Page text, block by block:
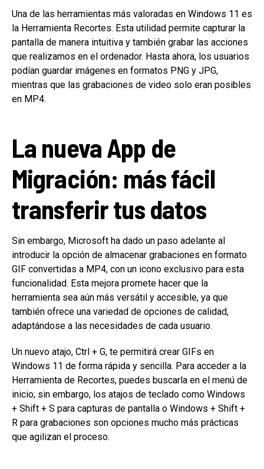
Una de las herramientas más valoradas en Windows 11 es
la Herramienta Recortes. Esta utilidad permite capturar la
pantalla de manera intuitiva y también grabar las acciones
que realizamos en el ordenador. Hasta ahora, los usuarios
podían guardar imágenes en formatos PNG y JPG,
mientras que las grabaciones de video solo eran posibles
en MP4.
La nueva App de
Migración: más fácil
transferir tus datos
Sin embargo, Microsoft ha dado un paso adelante al
introducir la opción de almacenar grabaciones en formato
GIF convertidas a MP4, con un icono exclusivo para esta
funcionalidad. Esta mejora promete hacer que la
herramienta sea aún más versátil y accesible, ya que
también ofrece una variedad de opciones de calidad,
adaptándose a las necesidades de cada usuario.
Un nuevo atajo, Ctrl + G, te permitirá crear GIFs en
Windows 11 de forma rápida y sencilla. Para acceder a la
Herramienta de Recortes, puedes buscarla en el menú de
inicio; sin embargo, los atajos de teclado como Windows
+ Shift + S para capturas de pantalla o Windows + Shift +
R para grabaciones son opciones mucho más prácticas
que agilizan el proceso.